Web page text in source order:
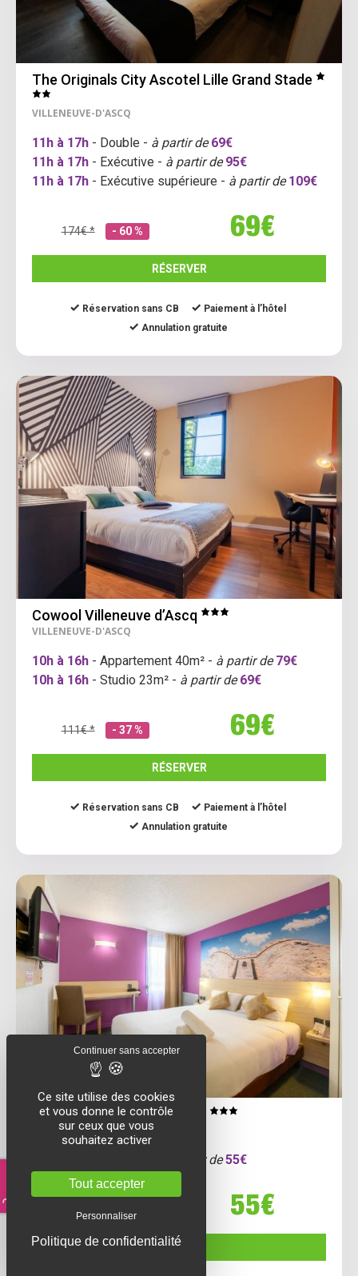
The Originals City Ascotel Lille Grand Stade
VILLENEUVE-D'ASCQ
11h à 17h - Double - à partir de 69€
11h à 17h - Exécutive - à partir de 95€
11h à 17h - Exécutive supérieure - à partir de 109€
174€ * - 60 % 69€
RÉSERVER
Réservation sans CB
Paiement à l’hôtel
Annulation gratuite
Cowool Villeneuve d’Ascq
VILLENEUVE-D'ASCQ
10h à 16h - Appartement 40m² - à partir de 79€
10h à 16h - Studio 23m² - à partir de 69€
111€ * - 37 % 69€
RÉSERVER
Réservation sans CB
Paiement à l’hôtel
Annulation gratuite
Brit Hôtel Confort Cambrai
FONTAINE-NOTRE-DAME
à partir de 55€
60€ * - 8 % 55€
RÉSERVER
Ce site utilise des cookies
et vous donne le contrôle
sur ceux que vous
souhaitez activer
Tout accepter
Continuer sans accepter
Personnaliser
Politique de confidentialité